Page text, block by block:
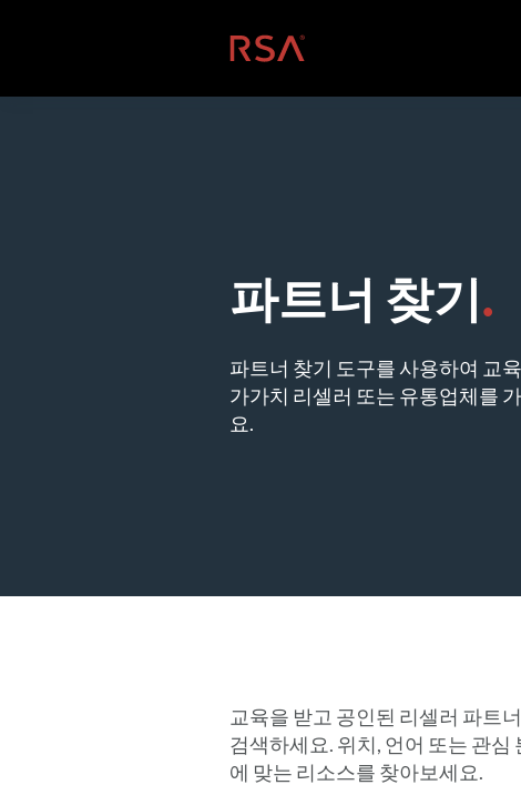
홈
파트너 찾기.
파트너 찾기 도구를 사용하여 교
가가치 리셀러 또는 유통업체를
요.
교육을 받고 공인된 리셀러 파트
검색하세요. 위치, 언어 또는 관심
에 맞는 리소스를 찾아보세요.